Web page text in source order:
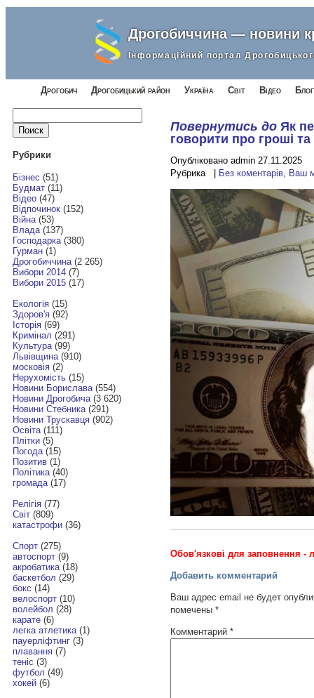
Дрогобиччина — новини
Інформаційний портал
Дрогобич Дрогобицький район Україна Світ Відео
Найти:
Рубрики
Бізнес (51)
Будмат(11)
Відео(47)
Відпочинок(152)
Війна(53)
Влада(137)
Господарка(380)
Гурман(1)
Дрогобиччина(2 265)
Вибори 2014(7)
Вибори 2015(17)
Екологія(15)
Здоров'я(92)
Історія(69)
Кримінал (291)
Культура(99)
Львівщина(910)
московія(2)
Нерухомість(15)
Новини Борислава(554)
Новини Дрогобича(3 620)
Новини Стебника(291)
Новини Трускавця(902)
Освіта(111)
Плітки(5)
Погода(15)
Позитив(1)
Політика(40)
громада(17)
Релігія(77)
Світ(809)
катастрофи(36)
Спорт(275)
автоспорт(9)
акробатика(18)
баскетбол (29)
бокс (14)
велоспорт(10)
волейбол (28)
карате(6)
легка атлетика(1)
пауерліфтинг(3)
плавання(7)
теніс (3)
футбол (49)
хокей(6)
Повернутись до Як
говорити про гроші та
Опубліковано admin 27.11.2025
Рубрика | Без коментарів, Ваш
Обов'язкові для заповнення -
Добавить комментарий
Ваш адрес email не будет
помечены *
Комментарий *